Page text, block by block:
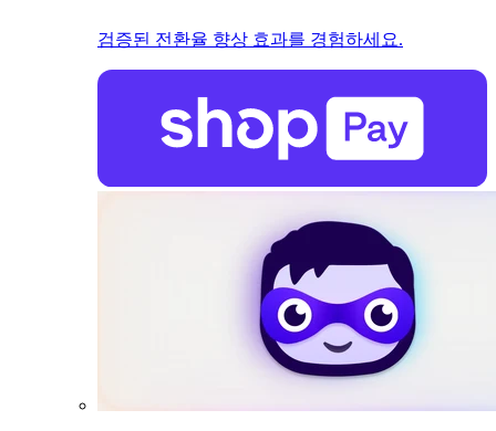
검증된 전환율 향상 효과를 경험하세요.